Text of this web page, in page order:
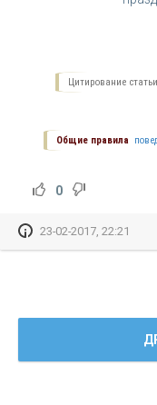
Цитирование
Общие правила
0
23-02-2017, 22:21